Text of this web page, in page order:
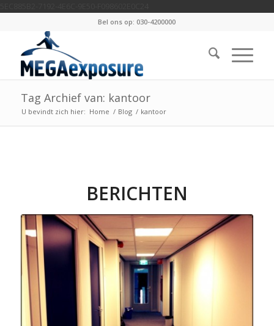
Bel ons op: 030-4200000
Tag Archief van: kantoor
U bevindt zich hier: Home / Blog / kantoor
BERICHTEN